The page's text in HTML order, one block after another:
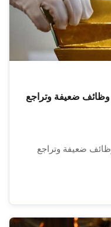
ضعيفة وتراجع
ضعيفة وتراجع